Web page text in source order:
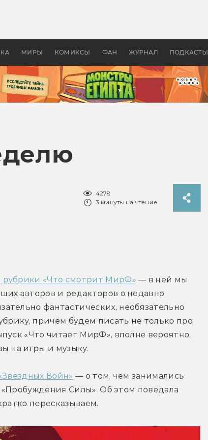
МИРЫ КОМИКСЫ ФАН ЖУРНАЛ ПОДКАСТЫ
колец»
Древней Грецией
4278
3 минуты на чтение
рубрики «Что смотрит МирФ» — в ней мы
авторов и редакторов о недавно
фантастических, необязательно
причём будем писать не только про
«Что читает МирФ», вполне вероятно,
на игры и музыку.
Войн» — о том, чем занимались
Силы». Об этом поведала
пересказываем.